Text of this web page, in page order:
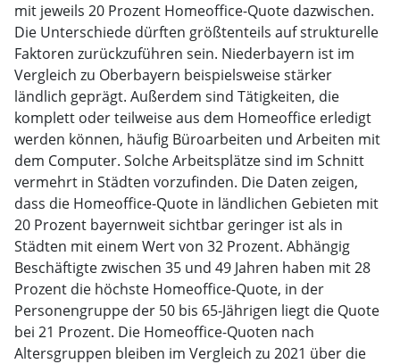
mit jeweils 20 Prozent Homeoffice-Quote dazwischen.
Die Unterschiede dürften größtenteils auf strukturelle
Faktoren zurückzuführen sein. Niederbayern ist im
Vergleich zu Oberbayern beispielsweise stärker
ländlich geprägt. Außerdem sind Tätigkeiten, die
komplett oder teilweise aus dem Homeoffice erledigt
werden können, häufig Büroarbeiten und Arbeiten mit
dem Computer. Solche Arbeitsplätze sind im Schnitt
vermehrt in Städten vorzufinden. Die Daten zeigen,
dass die Homeoffice-Quote in ländlichen Gebieten mit
20 Prozent bayernweit sichtbar geringer ist als in
Städten mit einem Wert von 32 Prozent. Abhängig
Beschäftigte zwischen 35 und 49 Jahren haben mit 28
Prozent die höchste Homeoffice-Quote, in der
Personengruppe der 50 bis 65-Jährigen liegt die Quote
bei 21 Prozent. Die Homeoffice-Quoten nach
Altersgruppen bleiben im Vergleich zu 2021 über die